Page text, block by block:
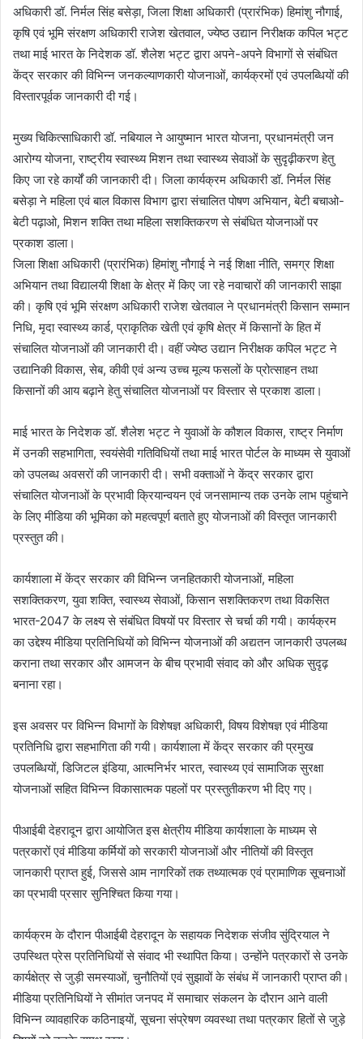
अधिकारी डॉ. निर्मल सिंह बसेड़ा, जिला शिक्षा अधिकारी (प्रारंभिक) हिमांशु नौगाई,
कृषि एवं भूमि संरक्षण अधिकारी राजेश खेतवाल, ज्येष्ठ उद्यान निरीक्षक कपिल भट्ट
तथा माई भारत के निदेशक डॉ. शैलेश भट्ट द्वारा अपने-अपने विभागों से संबंधित
केंद्र सरकार की विभिन्न जनकल्याणकारी योजनाओं, कार्यक्रमों एवं उपलब्धियों की
विस्तारपूर्वक जानकारी दी गई।
मुख्य चिकित्साधिकारी डॉ. नबियाल ने आयुष्मान भारत योजना, प्रधानमंत्री जन
आरोग्य योजना, राष्ट्रीय स्वास्थ्य मिशन तथा स्वास्थ्य सेवाओं के सुदृढ़ीकरण हेतु
किए जा रहे कार्यों की जानकारी दी। जिला कार्यक्रम अधिकारी डॉ. निर्मल सिंह
बसेड़ा ने महिला एवं बाल विकास विभाग द्वारा संचालित पोषण अभियान, बेटी बचाओ-
बेटी पढ़ाओ, मिशन शक्ति तथा महिला सशक्तिकरण से संबंधित योजनाओं पर
प्रकाश डाला।
जिला शिक्षा अधिकारी (प्रारंभिक) हिमांशु नौगाई ने नई शिक्षा नीति, समग्र शिक्षा
अभियान तथा विद्यालयी शिक्षा के क्षेत्र में किए जा रहे नवाचारों की जानकारी साझा
की। कृषि एवं भूमि संरक्षण अधिकारी राजेश खेतवाल ने प्रधानमंत्री किसान सम्मान
निधि, मृदा स्वास्थ्य कार्ड, प्राकृतिक खेती एवं कृषि क्षेत्र में किसानों के हित में
संचालित योजनाओं की जानकारी दी। वहीं ज्येष्ठ उद्यान निरीक्षक कपिल भट्ट ने
उद्यानिकी विकास, सेब, कीवी एवं अन्य उच्च मूल्य फसलों के प्रोत्साहन तथा
किसानों की आय बढ़ाने हेतु संचालित योजनाओं पर विस्तार से प्रकाश डाला।
माई भारत के निदेशक डॉ. शैलेश भट्ट ने युवाओं के कौशल विकास, राष्ट्र निर्माण
में उनकी सहभागिता, स्वयंसेवी गतिविधियों तथा माई भारत पोर्टल के माध्यम से युवाओं
को उपलब्ध अवसरों की जानकारी दी। सभी वक्ताओं ने केंद्र सरकार द्वारा
संचालित योजनाओं के प्रभावी क्रियान्वयन एवं जनसामान्य तक उनके लाभ पहुंचाने
के लिए मीडिया की भूमिका को महत्वपूर्ण बताते हुए योजनाओं की विस्तृत जानकारी
प्रस्तुत की।
कार्यशाला में केंद्र सरकार की विभिन्न जनहितकारी योजनाओं, महिला
सशक्तिकरण, युवा शक्ति, स्वास्थ्य सेवाओं, किसान सशक्तिकरण तथा विकसित
भारत-2047 के लक्ष्य से संबंधित विषयों पर विस्तार से चर्चा की गयी। कार्यक्रम
का उद्देश्य मीडिया प्रतिनिधियों को विभिन्न योजनाओं की अद्यतन जानकारी उपलब्ध
कराना तथा सरकार और आमजन के बीच प्रभावी संवाद को और अधिक सुदृढ़
बनाना रहा।
इस अवसर पर विभिन्न विभागों के विशेषज्ञ अधिकारी, विषय विशेषज्ञ एवं मीडिया
प्रतिनिधि द्वारा सहभागिता की गयी। कार्यशाला में केंद्र सरकार की प्रमुख
उपलब्धियों, डिजिटल इंडिया, आत्मनिर्भर भारत, स्वास्थ्य एवं सामाजिक सुरक्षा
योजनाओं सहित विभिन्न विकासात्मक पहलों पर प्रस्तुतीकरण भी दिए गए।
पीआईबी देहरादून द्वारा आयोजित इस क्षेत्रीय मीडिया कार्यशाला के माध्यम से
पत्रकारों एवं मीडिया कर्मियों को सरकारी योजनाओं और नीतियों की विस्तृत
जानकारी प्राप्त हुई, जिससे आम नागरिकों तक तथ्यात्मक एवं प्रामाणिक सूचनाओं
का प्रभावी प्रसार सुनिश्चित किया गया।
कार्यक्रम के दौरान पीआईबी देहरादून के सहायक निदेशक संजीव सुंद्रियाल ने
उपस्थित प्रेस प्रतिनिधियों से संवाद भी स्थापित किया। उन्होंने पत्रकारों से उनके
कार्यक्षेत्र से जुड़ी समस्याओं, चुनौतियों एवं सुझावों के संबंध में जानकारी प्राप्त की।
मीडिया प्रतिनिधियों ने सीमांत जनपद में समाचार संकलन के दौरान आने वाली
विभिन्न व्यावहारिक कठिनाइयों, सूचना संप्रेषण व्यवस्था तथा पत्रकार हितों से जुड़े